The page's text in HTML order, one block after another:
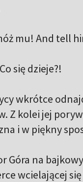
mu! And tell
się dzieje?!
wkrótce
Z kolei jej
i w piękny
Góra na
wcielającej